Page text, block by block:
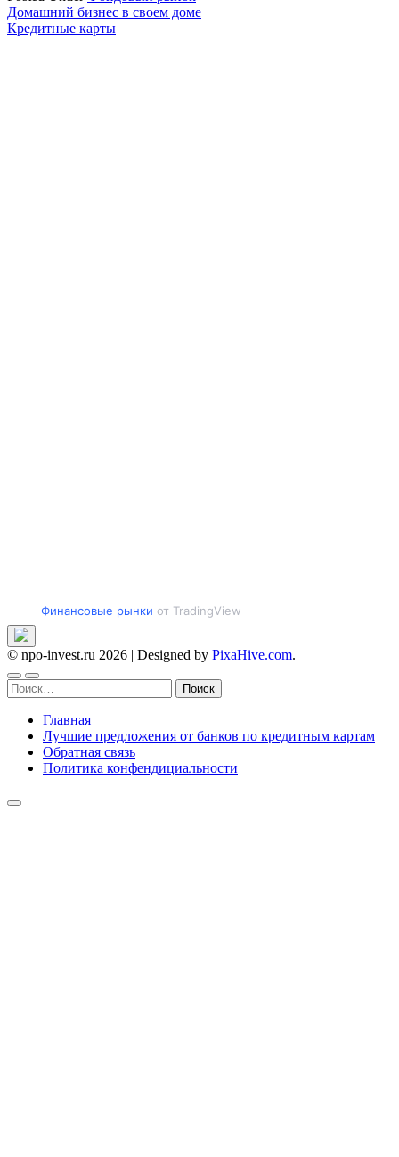
Навигация
по
Домашний бизнес в своем доме
Кредитные карты
Финансовые рынки от TradingView
© npo-invest.ru 2026 | Designed by PixaHive.com.
Найти:
Главная
Лучшие предложения от банков по кредитным картам
Обратная связь
Политика конфендициальности